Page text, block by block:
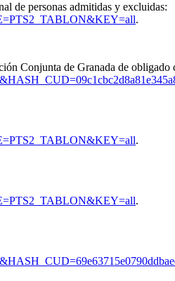
de personas admitidas y excluidas:
.
Conjunta de Granada de
.
.